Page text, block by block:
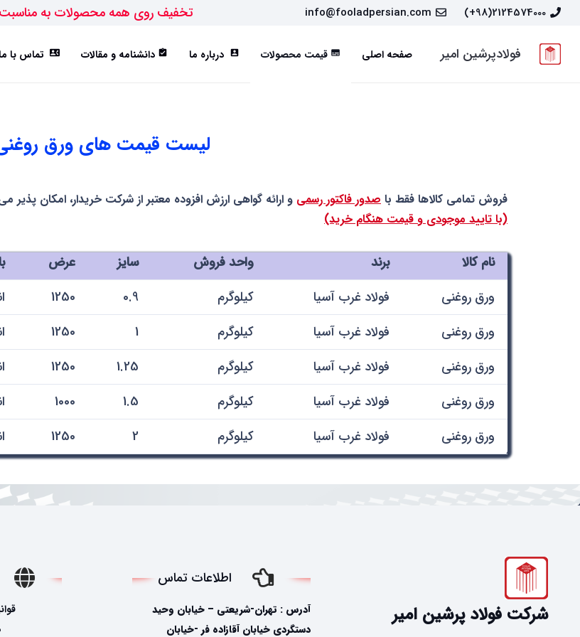
2124574000(98+)
info@fooladpersian.com تخفیف روی همه محصولات به
فولادپرشین امیر صفحه اصلی subtitles قیمت محصولات account_box درباره ما assignment_turned_in دانشنامه و مقالات contact_phone تماس با
لیست قیمت های ورق
فروش تمامی کالاها فقط با صدور فاکتور رسمی و ارائه گواهی ارزش افزوده معتبر از شرکت خریدار، امکان پذیر
(با تایید موجودی و قیمت هنگام خرید)
نام کالا برند واحد فروش سایز عرض
ورق روغنی
فولاد غرب آسیا کیلوگرم 0.9
1250
ورق روغنی
فولاد غرب آسیا کیلوگرم 1
1250
ورق روغنی
فولاد غرب آسیا کیلوگرم 1.25
1250
ورق روغنی
فولاد غرب آسیا کیلوگرم 1.5
1000
ورق روغنی
فولاد غرب آسیا کیلوگرم 2
1250
شرکت فولاد پرشین امیر
اطلاعات تماس
آدرس : تهران-شریعتی – خیابان وحید
دستگردی خیابان آقازاده فر -خیابان